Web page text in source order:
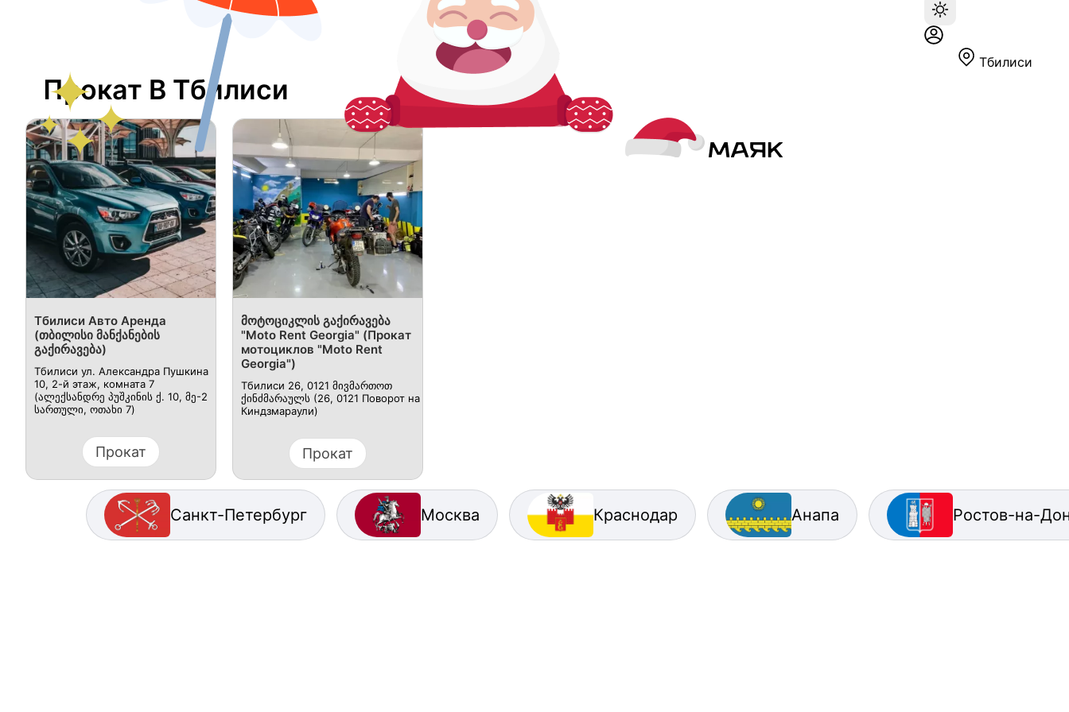
Тбилиси
Прокат В Тбилиси
Тбилиси Авто Аренда
(თბილისი მანქანების
გაქირავება)
Тбилиси ул. Александра Пушкина
10, 2-й этаж, комната 7
(ალექსანდრე პუშკინის ქ. 10, მე-2
სართული, ოთახი 7)
Прокат
მოტოციკლის გაქირავება
"Moto Rent Georgia" (Прокат
мотоциклов "Moto Rent
Georgia")
Тбилиси 26, 0121 მივმართოთ
ქინძმარაულს (26, 0121 Поворот на
Киндзмараули)
Прокат
Санкт-Петербург Москва Краснодар Анапа Ростов-на-